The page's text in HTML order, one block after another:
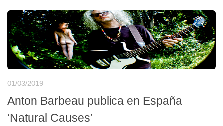
01/03/2019
Anton Barbeau publica en España
‘Natural Causes’